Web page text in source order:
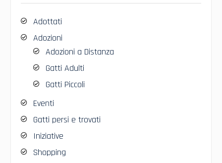
Adottati
Adozioni
Adozioni a Distanza
Gatti Adulti
Gatti Piccoli
Eventi
Gatti persi e trovati
Iniziative
Shopping